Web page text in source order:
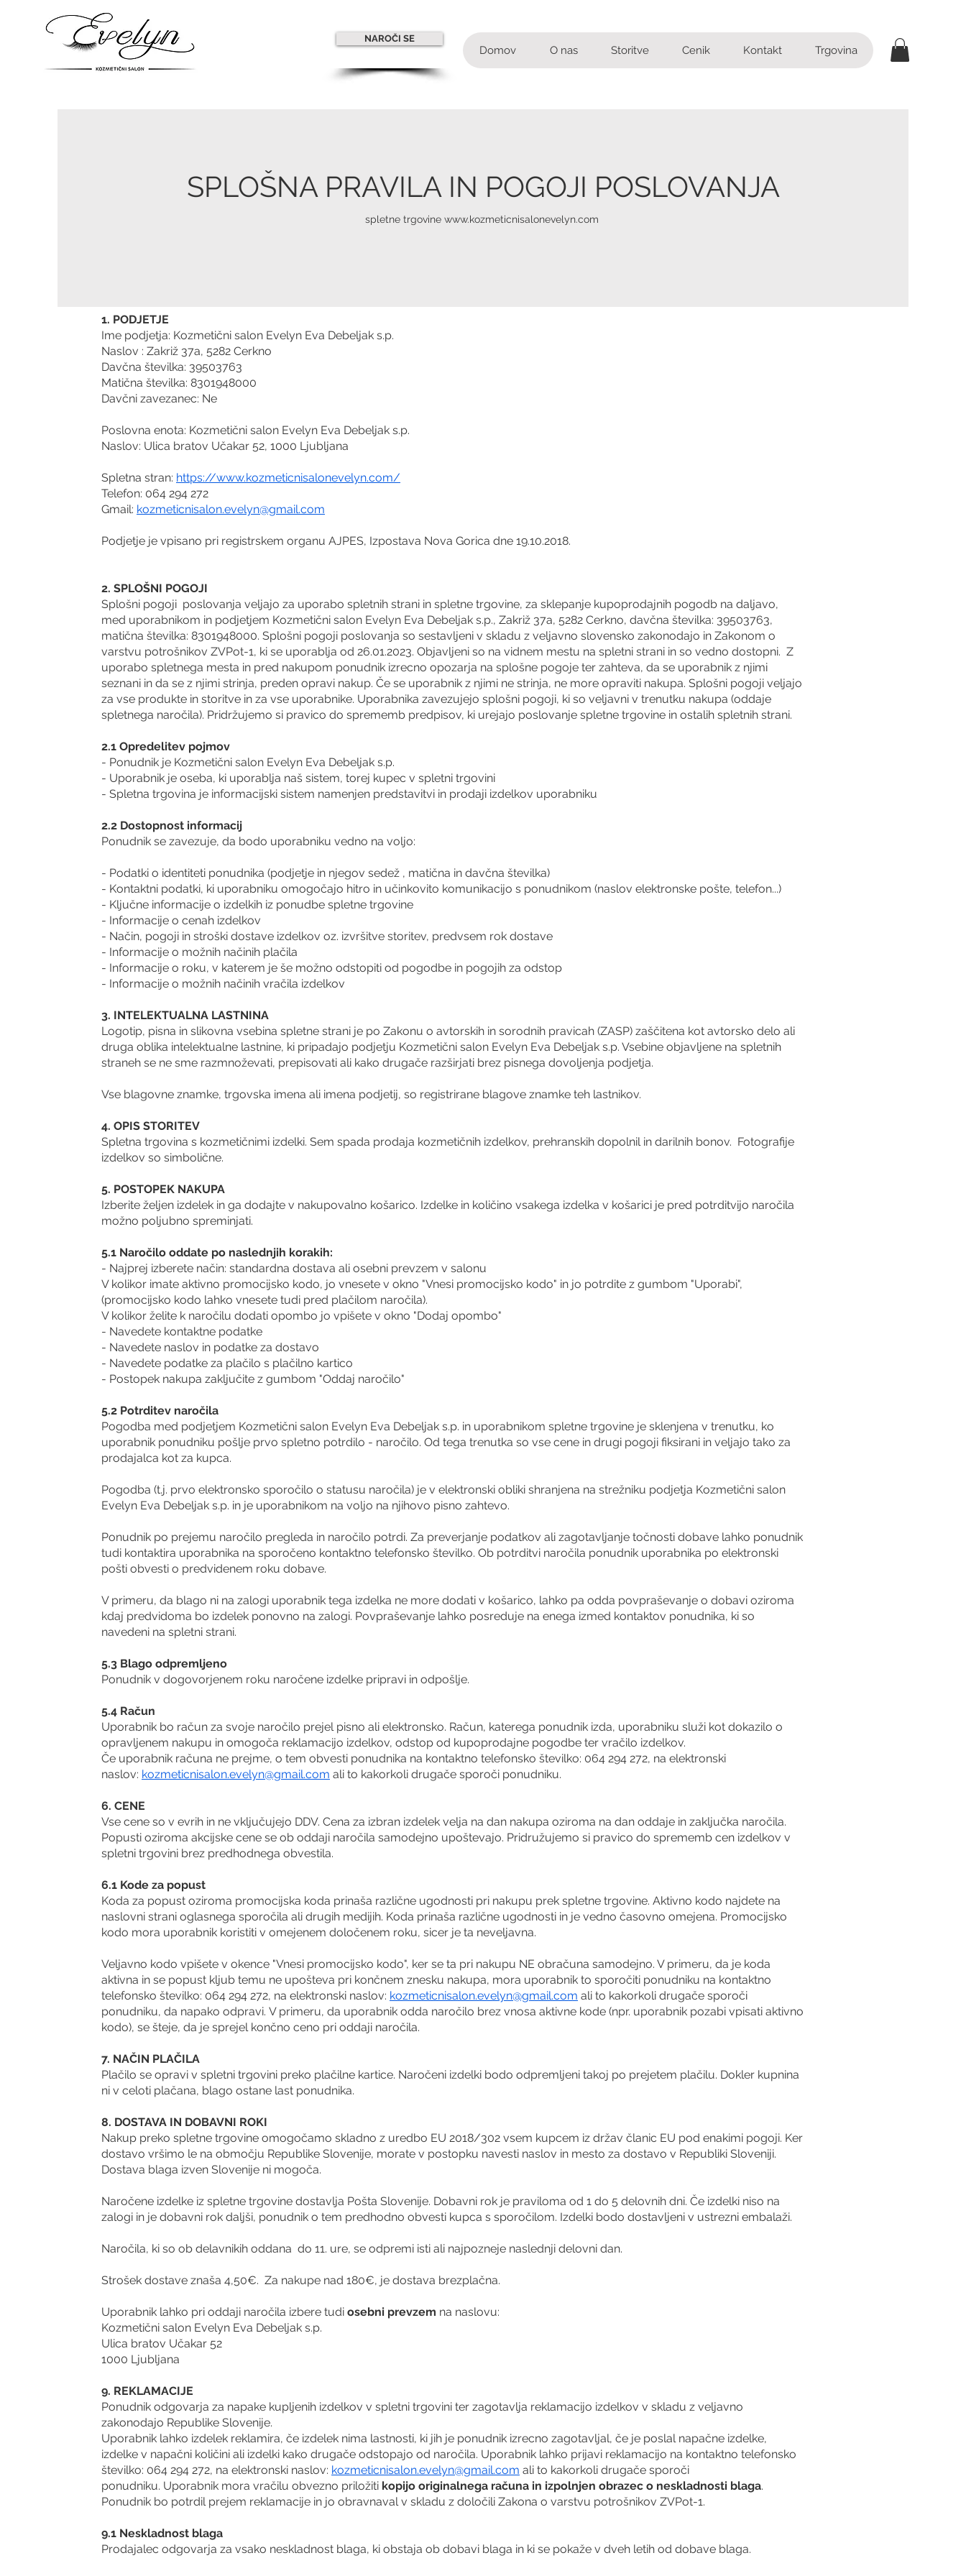
NAROČI SE
Domov O nas Storitve Cenik Kontakt Trgovina
SPLOŠNA PRAVILA IN POGOJI POSLOVANJA
spletne trgovine www.kozmeticnisalonevelyn.com
1. PODJETJE
Ime podjetja: Kozmetični salon Evelyn Eva Debeljak s.p.
Naslov : Zakriž 37a, 5282 Cerkno
Davčna številka: 39503763
Matična številka: 8301948000
Davčni zavezanec: Ne
Poslovna enota: Kozmetični salon Evelyn Eva Debeljak s.p.
Naslov: Ulica bratov Učakar 52, 1000 Ljubljana
Spletna stran: https://www.kozmeticnisalonevelyn.com/
Telefon: 064 294 272
Gmail: kozmeticnisalon.evelyn@gmail.com
Podjetje je vpisano pri registrskem organu AJPES, Izpostava Nova Gorica dne 19.10.2018.
2. SPLOŠNI POGOJI
Splošni pogoji poslovanja veljajo za uporabo spletnih strani in spletne trgovine, za sklepanje kupoprodajnih pogodb na daljavo,
med uporabnikom in podjetjem Kozmetični salon Evelyn Eva Debeljak s.p., Zakriž 37a, 5282 Cerkno, davčna številka: 39503763,
matična številka: 8301948000. Splošni pogoji poslovanja so sestavljeni v skladu z veljavno slovensko zakonodajo in Zakonom o
varstvu potrošnikov ZVPot-1, ki se uporablja od 26.01.2023. Objavljeni so na vidnem mestu na spletni strani in so vedno dostopni. Z
uporabo spletnega mesta in pred nakupom ponudnik izrecno opozarja na splošne pogoje ter zahteva, da se uporabnik z njimi
seznani in da se z njimi strinja, preden opravi nakup. Če se uporabnik z njimi ne strinja, ne more opraviti nakupa. Splošni pogoji veljajo
za vse produkte in storitve in za vse uporabnike. Uporabnika zavezujejo splošni pogoji, ki so veljavni v trenutku nakupa (oddaje
spletnega naročila). Pridržujemo si pravico do sprememb predpisov, ki urejajo poslovanje spletne trgovine in ostalih spletnih strani.
2.1 Opredelitev pojmov
- Ponudnik je Kozmetični salon Evelyn Eva Debeljak s.p.
- Uporabnik je oseba, ki uporablja naš sistem, torej kupec v spletni trgovini
- Spletna trgovina je informacijski sistem namenjen predstavitvi in prodaji izdelkov uporabniku
2.2 Dostopnost informacij
Ponudnik se zavezuje, da bodo uporabniku vedno na voljo:
- Podatki o identiteti ponudnika (podjetje in njegov sedež , matična in davčna številka)
- Kontaktni podatki, ki uporabniku omogočajo hitro in učinkovito komunikacijo s ponudnikom (naslov elektronske pošte, telefon...)
- Ključne informacije o izdelkih iz ponudbe spletne trgovine
- Informacije o cenah izdelkov
- Način, pogoji in stroški dostave izdelkov oz. izvršitve storitev, predvsem rok dostave
- Informacije o možnih načinih plačila
- Informacije o roku, v katerem je še možno odstopiti od pogodbe in pogojih za odstop
- Informacije o možnih načinih vračila izdelkov
3. INTELEKTUALNA LASTNINA
Logotip, pisna in slikovna vsebina spletne strani je po Zakonu o avtorskih in sorodnih pravicah (ZASP) zaščitena kot avtorsko delo ali
druga oblika intelektualne lastnine, ki pripadajo podjetju Kozmetični salon Evelyn Eva Debeljak s.p. Vsebine objavljene na spletnih
straneh se ne sme razmnoževati, prepisovati ali kako drugače razširjati brez pisnega dovoljenja podjetja.
Vse blagovne znamke, trgovska imena ali imena podjetij, so registrirane blagove znamke teh lastnikov.
4. OPIS STORITEV
Spletna trgovina s kozmetičnimi izdelki. Sem spada prodaja kozmetičnih izdelkov, prehranskih dopolnil in darilnih bonov. Fotografije
izdelkov so simbolične.
5. POSTOPEK NAKUPA
Izberite željen izdelek in ga dodajte v nakupovalno košarico. Izdelke in količino vsakega izdelka v košarici je pred potrditvijo naročila
možno poljubno spreminjati.
5.1 Naročilo oddate po naslednjih korakih:
- Najprej izberete način: standardna dostava ali osebni prevzem v salonu
V kolikor imate aktivno promocijsko kodo, jo vnesete v okno "Vnesi promocijsko kodo" in jo potrdite z gumbom "Uporabi",
(promocijsko kodo lahko vnesete tudi pred plačilom naročila).
V kolikor želite k naročilu dodati opombo jo vpišete v okno "Dodaj opombo"
- Navedete kontaktne podatke
- Navedete naslov in podatke za dostavo
- Navedete podatke za plačilo s plačilno kartico
- Postopek nakupa zaključite z gumbom "Oddaj naročilo"
5.2 Potrditev naročila
Pogodba med podjetjem Kozmetični salon Evelyn Eva Debeljak s.p. in uporabnikom spletne trgovine je sklenjena v trenutku, ko
uporabnik ponudniku pošlje prvo spletno potrdilo - naročilo. Od tega trenutka so vse cene in drugi pogoji fiksirani in veljajo tako za
prodajalca kot za kupca.
Pogodba (t.j. prvo elektronsko sporočilo o statusu naročila) je v elektronski obliki shranjena na strežniku podjetja Kozmetični salon
Evelyn Eva Debeljak s.p. in je uporabnikom na voljo na njihovo pisno zahtevo.
Ponudnik po prejemu naročilo pregleda in naročilo potrdi. Za preverjanje podatkov ali zagotavljanje točnosti dobave lahko ponudnik
tudi kontaktira uporabnika na sporočeno kontaktno telefonsko številko. Ob potrditvi naročila ponudnik uporabnika po elektronski
pošti obvesti o predvidenem roku dobave.
V primeru, da blago ni na zalogi uporabnik tega izdelka ne more dodati v košarico, lahko pa odda povpraševanje o dobavi oziroma
kdaj predvidoma bo izdelek ponovno na zalogi. Povpraševanje lahko posreduje na enega izmed kontaktov ponudnika, ki so
navedeni na spletni strani.
5.3 Blago odpremljeno
Ponudnik v dogovorjenem roku naročene izdelke pripravi in odpošlje.
5.4 Račun
Uporabnik bo račun za svoje naročilo prejel pisno ali elektronsko. Račun, katerega ponudnik izda, uporabniku služi kot dokazilo o
opravljenem nakupu in omogoča reklamacijo izdelkov, odstop od kupoprodajne pogodbe ter vračilo izdelkov.
Če uporabnik računa ne prejme, o tem obvesti ponudnika na kontaktno telefonsko številko: 064 294 272, na elektronski
naslov: kozmeticnisalon.evelyn@gmail.com ali to kakorkoli drugače sporoči ponudniku.
6. CENE
Vse cene so v evrih in ne vključujejo DDV. Cena za izbran izdelek velja na dan nakupa oziroma na dan oddaje in zaključka naročila.
Popusti oziroma akcijske cene se ob oddaji naročila samodejno upoštevajo. Pridružujemo si pravico do sprememb cen izdelkov v
spletni trgovini brez predhodnega obvestila.
6.1 Kode za popust
Koda za popust oziroma promocijska koda prinaša različne ugodnosti pri nakupu prek spletne trgovine. Aktivno kodo najdete na
naslovni strani oglasnega sporočila ali drugih medijih. Koda prinaša različne ugodnosti in je vedno časovno omejena. Promocijsko
kodo mora uporabnik koristiti v omejenem določenem roku, sicer je ta neveljavna.
Veljavno kodo vpišete v okence "Vnesi promocijsko kodo", ker se ta pri nakupu NE obračuna samodejno. V primeru, da je koda
aktivna in se popust kljub temu ne upošteva pri končnem znesku nakupa, mora uporabnik to sporočiti ponudniku na kontaktno
telefonsko številko: 064 294 272, na elektronski naslov: kozmeticnisalon.evelyn@gmail.com ali to kakorkoli drugače sporoči
ponudniku, da napako odpravi. V primeru, da uporabnik odda naročilo brez vnosa aktivne kode (npr. uporabnik pozabi vpisati aktivno
kodo), se šteje, da je sprejel končno ceno pri oddaji naročila.
7. NAČIN PLAČILA
Plačilo se opravi v spletni trgovini preko plačilne kartice. Naročeni izdelki bodo odpremljeni takoj po prejetem plačilu. Dokler kupnina
ni v celoti plačana, blago ostane last ponudnika.
8. DOSTAVA IN DOBAVNI ROKI
Nakup preko spletne trgovine omogočamo skladno z uredbo EU 2018/302 vsem kupcem iz držav članic EU pod enakimi pogoji. Ker
dostavo vršimo le na območju Republike Slovenije, morate v postopku navesti naslov in mesto za dostavo v Republiki Sloveniji.
Dostava blaga izven Slovenije ni mogoča.
Naročene izdelke iz spletne trgovine dostavlja Pošta Slovenije. Dobavni rok je praviloma od 1 do 5 delovnih dni. Če izdelki niso na
zalogi in je dobavni rok daljši, ponudnik o tem predhodno obvesti kupca s sporočilom. Izdelki bodo dostavljeni v ustrezni embalaži.
Naročila, ki so ob delavnikih oddana do 11. ure, se odpremi isti ali najpozneje naslednji delovni dan.
Strošek dostave znaša 4,50€. Za nakupe nad 180€, je dostava brezplačna.
Uporabnik lahko pri oddaji naročila izbere tudi osebni prevzem na naslovu:
Kozmetični salon Evelyn Eva Debeljak s.p.
Ulica bratov Učakar 52
1000 Ljubljana
9. REKLAMACIJE
Ponudnik odgovarja za napake kupljenih izdelkov v spletni trgovini ter zagotavlja reklamacijo izdelkov v skladu z veljavno
zakonodajo Republike Slovenije.
Uporabnik lahko izdelek reklamira, če izdelek nima lastnosti, ki jih je ponudnik izrecno zagotavljal, če je poslal napačne izdelke,
izdelke v napačni količini ali izdelki kako drugače odstopajo od naročila. Uporabnik lahko prijavi reklamacijo na kontaktno telefonsko
številko: 064 294 272, na elektronski naslov: kozmeticnisalon.evelyn@gmail.com ali to kakorkoli drugače sporoči
ponudniku. Uporabnik mora vračilu obvezno priložiti kopijo originalnega računa in izpolnjen obrazec o neskladnosti blaga.
Ponudnik bo potrdil prejem reklamacije in jo obravnaval v skladu z določili Zakona o varstvu potrošnikov ZVPot-1.
9.1 Neskladnost blaga
Prodajalec odgovarja za vsako neskladnost blaga, ki obstaja ob dobavi blaga in ki se pokaže v dveh letih od dobave blaga.